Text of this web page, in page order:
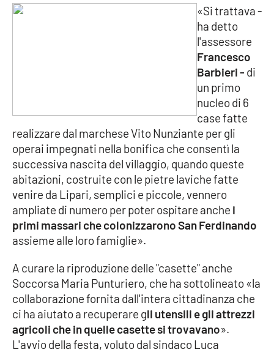
Politica
RUBRICHE
Good Morning Vietnam
Parchi Marini Calabria
Leggendo Alvaro insieme
Imprese Di Calabria
Le perfidie di Antonella Grippo
Venti di comunicazione
«Si trattava -
ha detto
l'assessore
Francesco
Barbieri - di
un primo
nucleo di 6
case fatte
realizzare dal marchese Vito Nunziante per gli
operai impegnati nella bonifica che consentì la
successiva nascita del villaggio, quando queste
abitazioni, costruite con le pietre laviche fatte
venire da Lipari, semplici e piccole, vennero
ampliate di numero per poter ospitare anche i
primi massari che colonizzarono San Ferdinando
assieme alle loro famiglie».
A curare la riproduzione delle "casette" anche
Soccorsa Maria Punturiero, che ha sottolineato «la
collaborazione fornita dall'intera cittadinanza che
ci ha aiutato a recuperare gli utensili e gli attrezzi
agricoli che in quelle casette si trovavano».
L'avvio della festa, voluto dal sindaco Luca